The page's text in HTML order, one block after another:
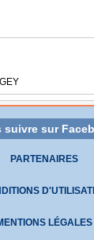
suivre sur
PARTENAIRES
LÉGALES